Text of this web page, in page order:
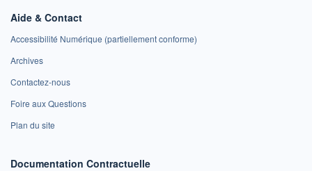
Aide & Contact
Accessibilité Numérique (partiellement conforme)
Archives
Contactez-nous
Foire aux Questions
Plan du site
Documentation Contractuelle